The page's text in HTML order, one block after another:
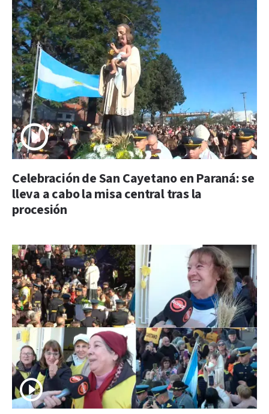
Celebración de San Cayetano en Paraná: se
lleva a cabo la misa central tras la
procesión